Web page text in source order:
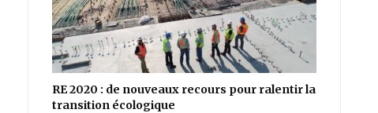
RE 2020 : de nouveaux recours pour ralentir la
transition écologique